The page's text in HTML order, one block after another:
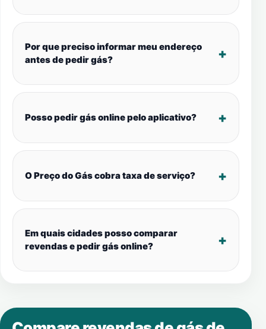
Por que preciso informar meu endereço
antes de pedir gás?
Posso pedir gás online pelo aplicativo?
O Preço do Gás cobra taxa de serviço?
Em quais cidades posso comparar
revendas e pedir gás online?